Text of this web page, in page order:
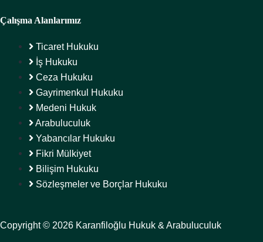
Çalışma Alanlarımız
Ticaret Hukuku
İş Hukuku
Ceza Hukuku
Gayrimenkul Hukuku
Medeni Hukuk
Arabuluculuk
Yabancılar Hukuku
Fikri Mülkiyet
Bilişim Hukuku
Sözleşmeler ve Borçlar Hukuku
Copyright © 2026 Karanfiloğlu Hukuk & Arabuluculuk